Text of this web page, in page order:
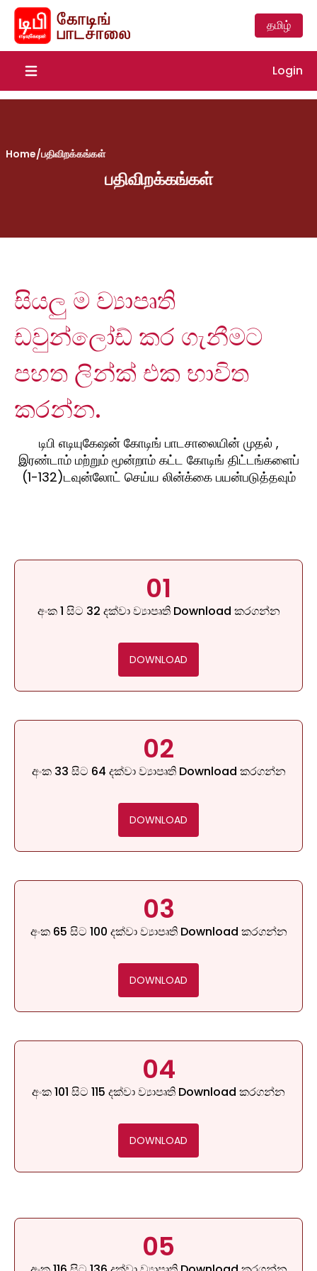
தமிழ்
Open main menu Login
Home/பதிவிறக்கங்கள்
பதிவிறக்கங்கள்
සියලු ම ව්‍යාපෘති
ඩවුන්ලෝඩ් කර ගැනීමට
පහත ලින්ක් එක භාවිත
කරන්න.
டிபி எடியுகேஷன் கோடிங் பாடசாலையின் முதல் ,
இரண்டாம் மற்றும் மூன்றாம் கட்ட கோடிங் திட்டங்களைப்
(1-132)டவுன்லோட் செய்ய லின்க்கை பயன்படுத்தவும்
01
අංක 1 සිට 32 දක්වා ව්‍යාපෘති Download කරගන්න
DOWNLOAD
02
අංක 33 සිට 64 දක්වා ව්‍යාපෘති Download කරගන්න
DOWNLOAD
03
අංක 65 සිට 100 දක්වා ව්‍යාපෘති Download කරගන්න
DOWNLOAD
04
අංක 101 සිට 115 දක්වා ව්‍යාපෘති Download කරගන්න
DOWNLOAD
05